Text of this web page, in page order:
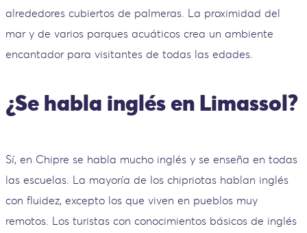
alrededores cubiertos de palmeras. La proximidad del
mar y de varios parques acuáticos crea un ambiente
encantador para visitantes de todas las edades.
¿Se habla inglés en Limassol?
Sí, en Chipre se habla mucho inglés y se enseña en todas
las escuelas. La mayoría de los chipriotas hablan inglés
con fluidez, excepto los que viven en pueblos muy
remotos. Los turistas con conocimientos básicos de inglés